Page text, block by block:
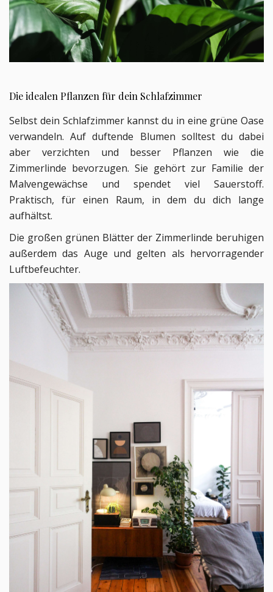
Die idealen Pflanzen für dein Schlafzimmer
Selbst dein Schlafzimmer kannst du in eine grüne Oase
verwandeln. Auf duftende Blumen solltest du dabei
aber verzichten und besser Pflanzen wie die
Zimmerlinde bevorzugen. Sie gehört zur Familie der
Malvengewächse und spendet viel Sauerstoff.
Praktisch, für einen Raum, in dem du dich lange
aufhältst.
Die großen grünen Blätter der Zimmerlinde beruhigen
außerdem das Auge und gelten als hervorragender
Luftbefeuchter.